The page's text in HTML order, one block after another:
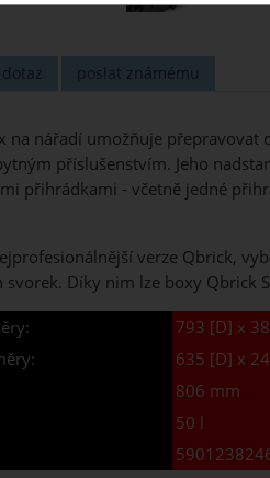
poslat známému
na nářadí umožňuje
příslušenstvím. Jeho
přihrádkami - včetně jedné
verze Qbrick,
Díky nim lze boxy Qbrick
793 [D] x
635 [D] x
806 mm
50 l